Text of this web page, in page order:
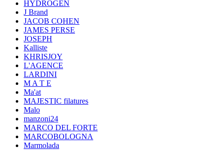
HYDROGEN
J Brand
JACOB COHEN
JAMES PERSE
JOSEPH
Kalliste
KHRISJOY
L'AGENCE
LARDINI
M A T E
Ma'at
MAJESTIC filatures
Malo
manzoni24
MARCO DEL FORTE
MARCOBOLOGNA
Marmolada